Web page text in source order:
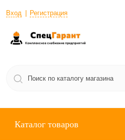
Вход Регистрация
Каталог товаров